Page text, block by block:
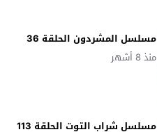
مسلسل المشردون الحلقة 36
منذ 8 أشهر
مسلسل شراب التوت الحلقة 113